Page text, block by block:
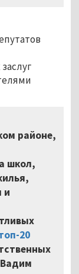
районе,
школ,
и
20